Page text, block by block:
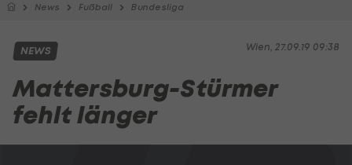
News Fußball Bundesliga
Wien, 27.09.19 09:38
NEWS
Mattersburg-Stürmer
fehlt länger